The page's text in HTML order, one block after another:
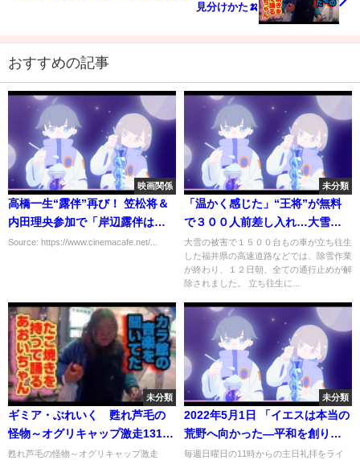
見分けかた🍌
おすすめの記事
映画関係
高橋一生“露伴”再び！ 笠松将＆
内田理央参加で「岸辺露伴は動
かない」新作12月放送
Source: https://www.cinemacafe.net/...
未分類
「温かく感じた」“王将”が無料
で３００人前差し入れ…大雪で
立ち往生の車に（2021年1月12
日放送「news every.」より）
大雪の被害で１５００台もの車が立ち往生
した福井県の高速道路などでは、除雪作業
が終わり、１２日朝、全ての通行止めが解
除されました。 立ち往生に...
未分類
ギミア・ぶれいく 甦れ芦毛の
怪物～オグリキャップ激走1315
日～
甦れ芦毛の怪物～オグリキャップ激走
未分類
2022年5月1日 「イエスは本当の
荒野へ向かった―平和を創りだ
すために」マルコ1：12-15 奥田
毎週日曜日の11時からの主日礼拝をライ